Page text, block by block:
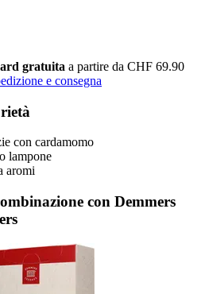
gratuita a partire da CHF 69.90
e consegna
con cardamomo
lampone
aromi
con Demmers